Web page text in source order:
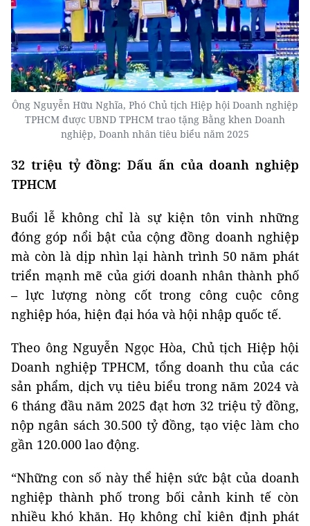
Ông Nguyễn Hữu Nghĩa, Phó Chủ tịch Hiệp hội Doanh nghiệp
TPHCM được UBND TPHCM trao tặng Bằng khen Doanh
nghiệp, Doanh nhân tiêu biểu năm 2025
32 triệu tỷ đồng: Dấu ấn của doanh nghiệp
TPHCM
Buổi lễ không chỉ là sự kiện tôn vinh những
đóng góp nổi bật của cộng đồng doanh nghiệp
mà còn là dịp nhìn lại hành trình 50 năm phát
triển mạnh mẽ của giới doanh nhân thành phố
– lực lượng nòng cốt trong công cuộc công
nghiệp hóa, hiện đại hóa và hội nhập quốc tế.
Theo ông Nguyễn Ngọc Hòa, Chủ tịch Hiệp hội
Doanh nghiệp TPHCM, tổng doanh thu của các
sản phẩm, dịch vụ tiêu biểu trong năm 2024 và
6 tháng đầu năm 2025 đạt hơn 32 triệu tỷ đồng,
nộp ngân sách 30.500 tỷ đồng, tạo việc làm cho
gần 120.000 lao động.
“Những con số này thể hiện sức bật của doanh
nghiệp thành phố trong bối cảnh kinh tế còn
nhiều khó khăn. Họ không chỉ kiên định phát